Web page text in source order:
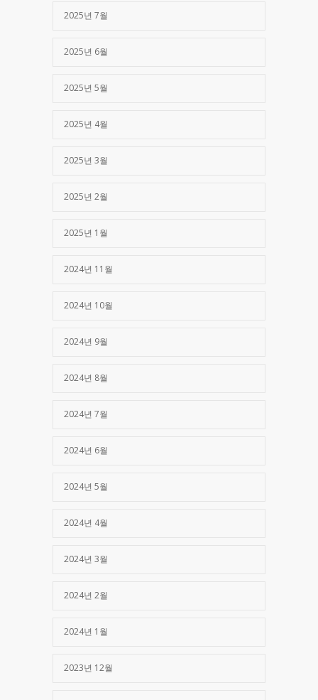
2025년 7월
2025년 6월
2025년 5월
2025년 4월
2025년 3월
2025년 2월
2025년 1월
2024년 11월
2024년 10월
2024년 9월
2024년 8월
2024년 7월
2024년 6월
2024년 5월
2024년 4월
2024년 3월
2024년 2월
2024년 1월
2023년 12월